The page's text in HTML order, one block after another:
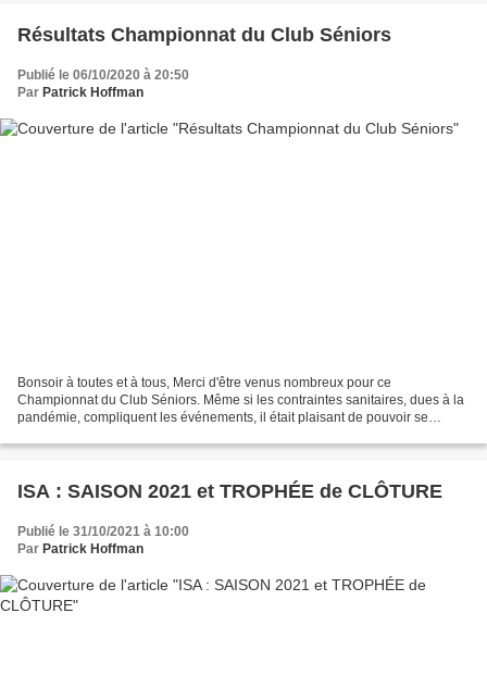
Résultats Championnat du Club Séniors
Publié le 06/10/2020 à 20:50
Par Patrick Hoffman
Bonsoir à toutes et à tous, Merci d'être venus nombreux pour ce
Championnat du Club Séniors. Même si les contraintes sanitaires, dues à la
pandémie, compliquent les événements, il était plaisant de pouvoir se
ISA : SAISON 2021 et TROPHÉE de CLÔTURE
Publié le 31/10/2021 à 10:00
Par Patrick Hoffman